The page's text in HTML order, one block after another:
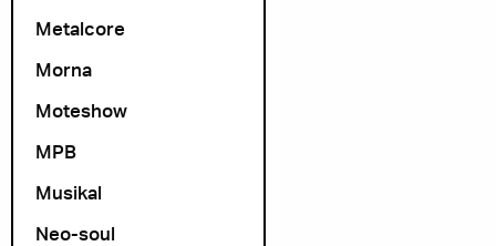
Metalcore
Morna
Moteshow
MPB
Musikal
Neo-soul